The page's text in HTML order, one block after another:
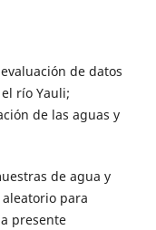
de datos
río Yauli;
de las aguas y
de agua y
para
presente